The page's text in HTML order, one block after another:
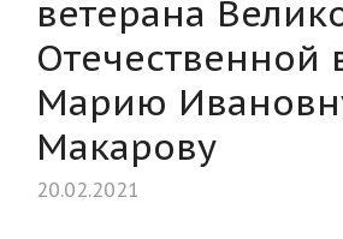
ветерана
Отечественной
Марию
Макарову
20.02.2021